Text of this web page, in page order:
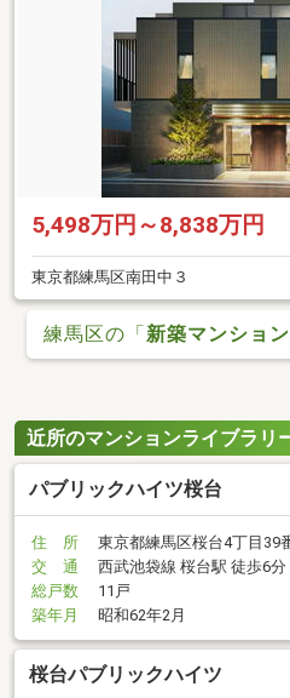
5,498万円～8,838万円
東京都練馬区南田中３
練馬区の「新築マンション
近所のマンションライブラリ
パブリックハイツ桜台
住 所
東京都練馬区桜台4丁目39
交 通
西武池袋線 桜台駅 徒歩6分
総戸数
11戸
築年月
昭和62年2月
桜台パブリックハイツ